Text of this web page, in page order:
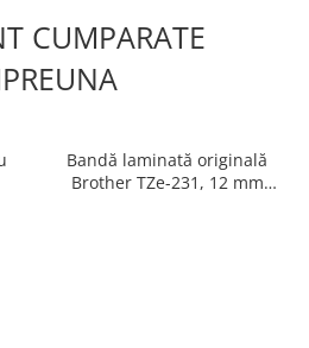
CUMPARATE
Bandă laminată originală
Brother TZe-231, 12 mm